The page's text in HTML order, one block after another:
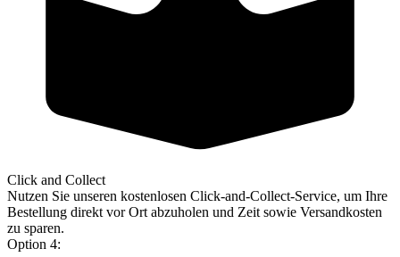
Click and Collect
Nutzen Sie unseren kostenlosen Click-and-Collect-Service, um Ihre
Bestellung direkt vor Ort abzuholen und Zeit sowie Versandkosten
zu sparen.
Option 4: